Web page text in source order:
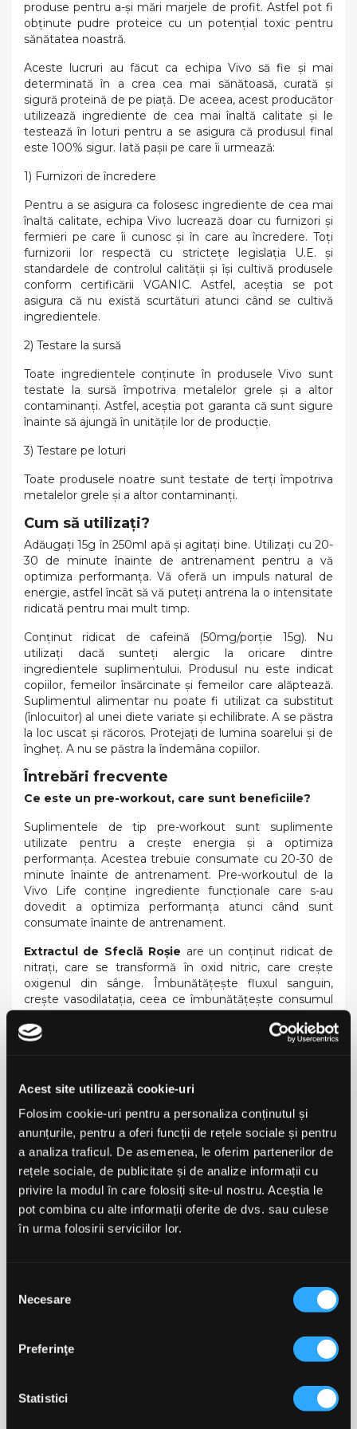
Acest site utilizează cookie-uri
Folosim cookie-uri pentru a personaliza conținutul și
anunțurile, pentru a oferi funcții de rețele sociale și pentru
a analiza traficul. De asemenea, le oferim partenerilor de
rețele sociale, de publicitate și de analize informații cu
privire la modul în care folosiți site-ul nostru. Aceștia le
pot combina cu alte informații oferite de dvs. sau culese
în urma folosirii serviciilor lor.
consimțământului
Necesare
Preferinţe
Statistici
produse pentru a-și mări marjele de profit. Astfel pot fi
obținute pudre proteice cu un potențial toxic pentru
sănătatea noastră.
Aceste lucruri au făcut ca echipa Vivo să fie și mai
determinată în a crea cea mai sănătoasă, curată și
sigură proteină de pe piață. De aceea, acest producător
utilizează ingrediente de cea mai înaltă calitate și le
testează în loturi pentru a se asigura că produsul final
este 100% sigur. Iată pașii pe care îi urmează:
1) Furnizori de încredere
Pentru a se asigura ca folosesc ingrediente de cea mai
înaltă calitate, echipa Vivo lucrează doar cu furnizori și
fermieri pe care îi cunosc și în care au încredere. Toți
furnizorii lor respectă cu strictețe legislația U.E. și
standardele de controlul calității și își cultivă produsele
conform certificării VGANIC. Astfel, aceștia se pot
asigura că nu există scurtături atunci când se cultivă
ingredientele.
2) Testare la sursă
Toate ingredientele conținute în produsele Vivo sunt
testate la sursă împotriva metalelor grele și a altor
contaminanți. Astfel, aceștia pot garanta că sunt sigure
înainte să ajungă în unitățile lor de producție.
3) Testare pe loturi
Toate produsele noatre sunt testate de terți împotriva
metalelor grele și a altor contaminanți.
Cum să utilizați?
Adăugați 15g în 250ml apă și agitați bine. Utilizați cu 20-
30 de minute înainte de antrenament pentru a vă
optimiza performanța. Vă oferă un impuls natural de
energie, astfel încât să vă puteți antrena la o intensitate
ridicată pentru mai mult timp.
Conținut ridicat de cafeină (50mg/porție 15g). Nu
utilizați dacă sunteți alergic la oricare dintre
ingredientele suplimentului. Produsul nu este indicat
copiilor, femeilor însărcinate și femeilor care alăptează.
Suplimentul alimentar nu poate fi utilizat ca substitut
(înlocuitor) al unei diete variate și echilibrate. A se păstra
la loc uscat și răcoros. Protejați de lumina soarelui și de
îngheț. A nu se păstra la îndemâna copiilor.
Întrebări frecvente
Ce este un pre-workout, care sunt beneficiile?
Suplimentele de tip pre-workout sunt suplimente
utilizate pentru a crește energia și a optimiza
performanța. Acestea trebuie consumate cu 20-30 de
minute înainte de antrenament. Pre-workoutul de la
Vivo Life conține ingrediente funcționale care s-au
dovedit a optimiza performanța atunci când sunt
consumate înainte de antrenament.
Extractul de Sfeclă Roșie are un conținut ridicat de
nitrați, care se transformă în oxid nitric, care crește
oxigenul din sânge. Îmbunătățește fluxul sanguin,
crește vasodilatația, ceea ce îmbunătățește consumul
de oxigen în interiorul celulelor, îmbunătățind
performanța fizică. Scade tensiunea arterială.
acizii grași și colesterolul și glicogenul pentru energie;
produce celule roșii și albe din sânge; protejează
sistemul nervos central; convertește nutrienții în
energie; ajută la repararea țesuturilor și la maturizarea
celulelor roșii din sânge;
Cofeina naturală din extract de Guarana(11%
cofeină) crește vigilența - îmbunătățind performanța
sportivă; mai puține efecte secundare ale cofeinei din
sursă naturală.
concentrarea.
amoniacului care contribuie la oboseala musculară;
crește producția de energie; stimulează producția de
mușchi, sprijinind recuperarea și funcționarea
musculară.